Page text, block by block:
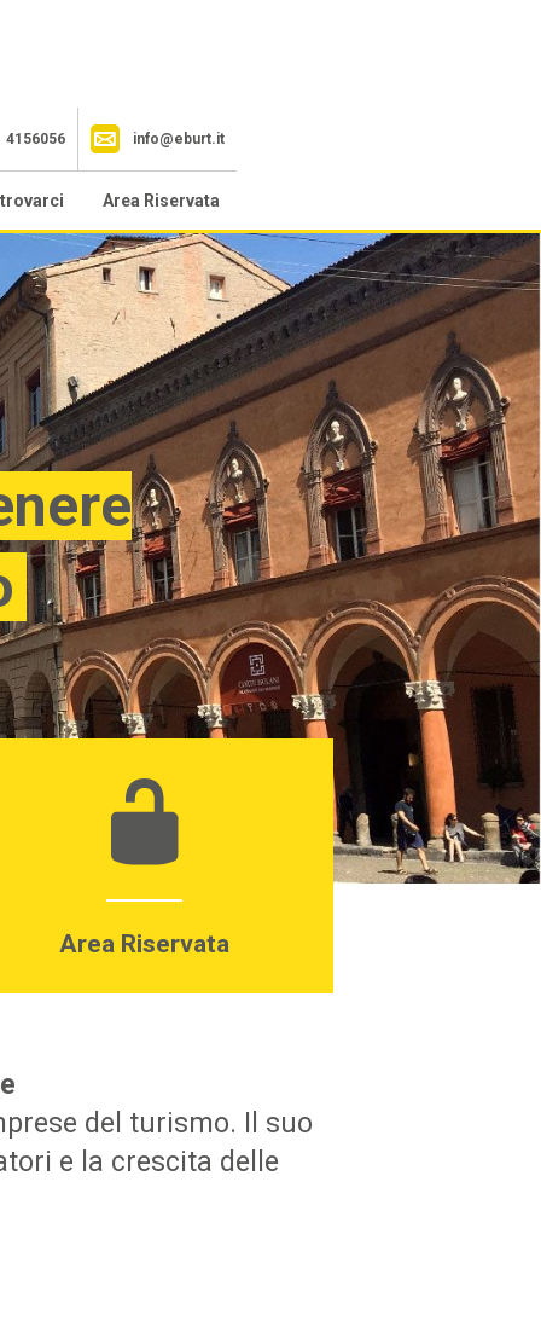
4156056 info@eburt.it
trovarci Area Riservata
Area Riservata
del turismo. Il suo
e la crescita delle